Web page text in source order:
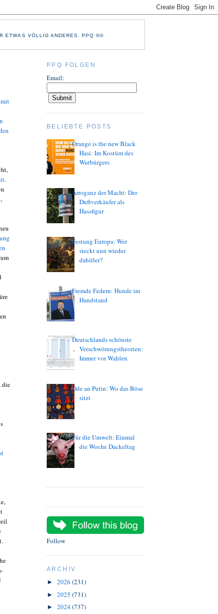
ETWAS VÖLLIG ANDERES. PPQ ®©
.
die
PPQ FOLGEN
Email:
BELIEBTE POSTS
Orange is the new Black
Hasi: Im Kostüm des
Wutbürgers
Arroganz der Macht: Der
Duftverkäufer als
Hassfigur
Festung Europa: Wer
steckt nun wieder
dahitler?
Fremde Federn: Hunde im
Handstand
Deutschlands schönste
Verschwörungstheorien:
Immer vor Wahlen
Ode an Putin: Wo das Böse
sitzt
Für die Umwelt: Einmal
die Woche Dackeltag
Follow
ARCHIV
► 2026 (231)
► 2025 (731)
► 2024(737)